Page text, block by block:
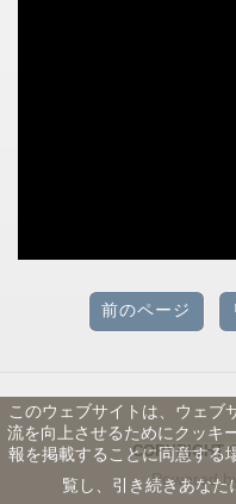
前のページ
COPYRIGHT
Powered
このウェブサイトは、ウェブ
流を向上させるためにクッキ
報を掲載することに同意する
覧し、引き続きあなた